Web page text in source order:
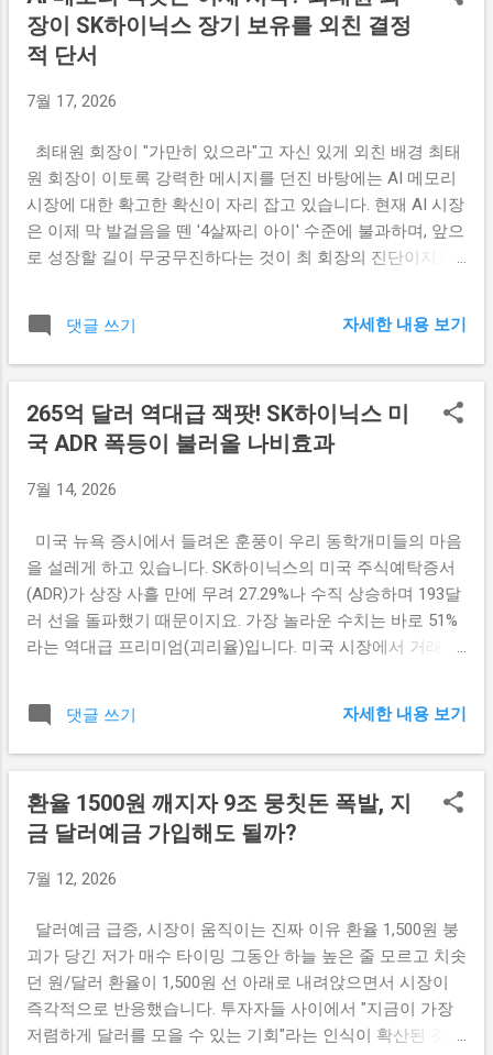
무 전략과 완벽히 일치합니다. 오히려 국민연금이 이처럼 철
저한 리밸런싱을 통해 번 돈으로 기금 정립금을 더욱 탄탄하
게 다져놓는다면, 향후 증시가 급락할 때 다시 막대한 자금을
지 동학개미의 시선에서 명확하게 짚어드리겠습니다. 잘나가
던 방산주가 갑자기 급락한 진짜 이유 가장 큰 원인은 바로
출회'입니다. 전쟁이나 분쟁 가능성이 최고조에 달했을 때 주
기대감이 흘러나오면 투자자들은 '뉴스에 파는' 전략을 취하
게 됩니다. 여기에 그동안 주가가 워낙 가파르게 올라온 탓에
기관과 외국인의 대규모 차익 실현 물량이 한꺼번에 쏟아져
나온 것이 주가를 아래로 누른 주요 요인이지요. 또한 일부 종
목의 실적이 시장의 눈높이를 살짝 하회할 것이라는 증권가
는 것 같습니다. 금융레버리지 시선에서 본 방산주의 가치와
실익 이 대목에서 우리는 '금융레버리지(Leverage)'의 관점을
떠올려볼 필요가 있습니다. 금융레버리지란 타인의 자본이나
리를 뜻합니다. 국내 방산 기업들은 단순히 국방 예산에만 의
존하던 과거에서 벗어나, 뛰어난 가성비와 신속한 납기 능력
즉...
장이 SK하이닉스 장기 보유를 외친 결정
적 단서
7월 17, 2026
최태원 회장이 "가만히 있으라"고 자신 있게 외친 배경 최태
원 회장이 이토록 강력한 메시지를 던진 바탕에는 AI 메모리
시장에 대한 확고한 확신이 자리 잡고 있습니다. 현재 AI 시장
은 이제 막 발걸음을 뗀 '4살짜리 아이' 수준에 불과하며, 앞으
로 성장할 길이 무궁무진하다는 것이 최 회장의 진단이지요.
능 메모리 반도체의 수요는 계속해서 폭발적으로 늘어날 수
밖에 없습니다. 단기적인 주가 흔들림에 일희일비하며 사고
팔기를 반복하기보다는, 거대한 AI 패러다임의 변화를 믿고
온다는 뜻입니다. 시간이라는 레버리지를 활용해 우상향의
과실을 온전히 누리라는 최고경영자의 든든한 조언인 셈입니
을까 주식을 잦게 사고팔다 보면 증권사 수수료와 거래세 등
다. 특히 SK하이닉스처럼 글로벌 AI 반도체 시장의 중심에 서
있는 대형 우량주는 장기 보유했을 때 세제 혜택과 복리 효과
를 극대화할 수 있지요. 잦은 매매로 타이밍을 맞추려다 정작
주가가 폭발적으로 급등하는 '잭팟'의 순간을 놓치는 우를 범
하기 쉽습니다. 반면 기업의 미래 가치를 믿고 엉덩이를 무겁
도적인 자본 차익을 기대할 수 있습니다. 최 회장의 말대로 주
가 그래프가 장기적으로 우상향 곡선을 그리게 된다면, 가만
히 보유하는 것이야말로 비용을 최소화하고 수익을 극대화하
시선으로 바라본 SK하이닉스의 미래 가치 금융레버리지의
관점에서 이번 최태원 회장의 발언은 단순히 주가를 부양하
서 나온 확신으로 해석됩니다. 엔비디아를 중심으로 한 글로
벌 빅테크 기업들의 AI 인프라 ...
댓글 쓰기 자세한 내용 보기
265억 달러 역대급 잭팟! SK하이닉스 미
국 ADR 폭등이 불러올 나비효과
7월 14, 2026
미국 뉴욕 증시에서 들려온 훈풍이 우리 동학개미들의 마음
을 설레게 하고 있습니다. SK하이닉스의 미국 주식예탁증서
(ADR)가 상장 사흘 만에 무려 27.29%나 수직 상승하며 193달
러 선을 돌파했기 때문이지요. 가장 놀라운 수치는 바로 51%
라는 역대급 프리미엄(괴리율)입니다. 미국 시장에서 거래되
싸게 대접받고 있다는 뜻입니다. 그야말로 미국 시장에 제대
로 '봄이 온' 듯한 뜨거운 열기입니다. 이 엄청난 폭등의 이면
에는 어떤 비밀이 숨겨져 있으며, 우리 안방의 주주들에게는
이 한국보다 51%나 더 비싸게 사는 이유 이번 폭등의 일등 공
신은 미국 옵션시장 상장과 단일종목 레버리지 ETF의 대거
거래가 개시되면서 글로벌 파생상품 투자자들의 자금이 대거
기록하며 쟁쟁한 반도체 ETF인 SMH의 거래량을 훌쩍 넘어섰
지요. 여기에 자산운용사들이 SK하이닉스 2배 레버리지 ETF
등을 쏟아내면서 수급의 '곳간'이 꽉 차게 되었습니다. 미국
현지에서 살 수 있는 ADR 물량은 제한적인데, 사겠다는 수요
가 폭발하다 보니 자연스럽게 몸값이 폭등하게 된 것입니다.
댓글 쓰기 자세한 내용 보기
환율 1500원 깨지자 9조 뭉칫돈 폭발, 지
금 달러예금 가입해도 될까?
7월 12, 2026
달러예금 급증, 시장이 움직이는 진짜 이유 환율 1,500원 붕
괴가 당긴 저가 매수 타이밍 그동안 하늘 높은 줄 모르고 치솟
던 원/달러 환율이 1,500원 선 아래로 내려앉으면서 시장이
즉각적으로 반응했습니다. 투자자들 사이에서 "지금이 가장
저렴하게 달러를 모을 수 있는 기회"라는 인식이 확산된 것이